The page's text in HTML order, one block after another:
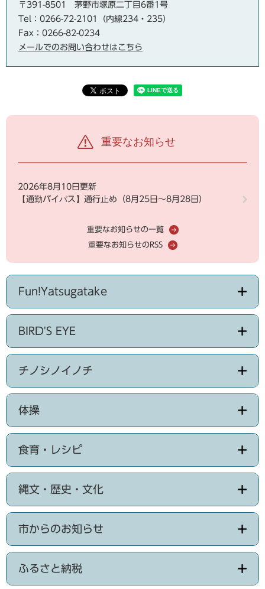
〒391-8501
茅野市塚原二丁目6番1号
Tel：0266-72-2101（内線234・235）
Fax：0266-82-0234
メールでのお問い合わせはこちら
重要なお知らせ
2026年8月10日更新
【通勤バイパス】通行止め（8月25日～8月28日）
重要なお知らせの一覧
重要なお知らせのRSS
Fun!Yatsugatake
BIRD'S EYE
チノシノイノチ
体操
食育・レシピ
縄文・歴史・文化
市からのお知らせ
ふるさと納税